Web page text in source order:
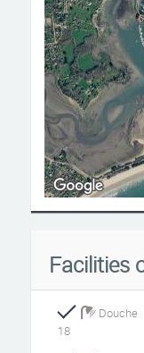
Facilities
Douche
18